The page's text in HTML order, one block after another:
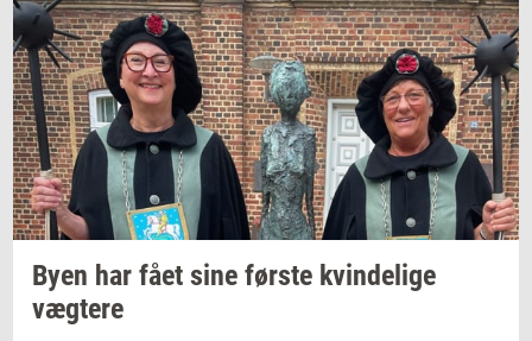
Byen har fået sine før­ste kvin­de­li­ge
væg­te­re